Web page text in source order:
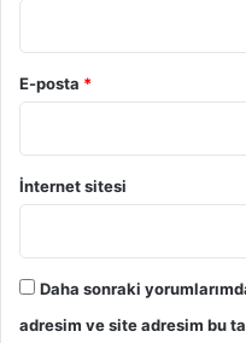
E-posta *
İnternet sitesi
Daha sonraki
adresim ve site adresim bu